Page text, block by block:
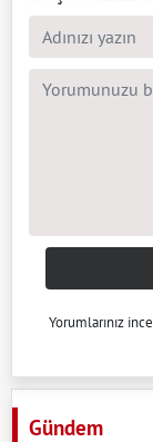
Yorumlarınız
Gündem